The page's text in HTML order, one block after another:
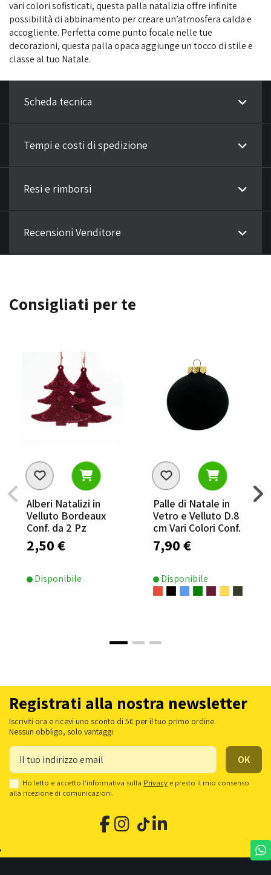
vari colori sofisticati, questa palla natalizia offre infinite
possibilità di abbinamento per creare un’atmosfera calda e
accogliente. Perfetta come punto focale nelle tue
decorazioni, questa palla opaca aggiunge un tocco di stile e
classe al tuo Natale.
Scheda tecnica
Tempi e costi di spedizione
Resi e rimborsi
Recensioni Venditore
Consigliati per te
Alberi Natalizi in
Velluto Bordeaux
Conf. da 2 Pz
2,50 €
Disponibile
Palle di Natale in
Vetro e Velluto D.8
cm Vari Colori Conf.
da 6 Pz
7,90 €
Disponibile
Registrati alla nostra newsletter
Iscriviti ora e ricevi uno sconto di 5€ per il tuo primo ordine.
Nessun obbligo, solo vantaggi
Ho letto e accetto l'informativa sulla Privacy e presto il mio consenso
alla ricezione di comunicazioni.